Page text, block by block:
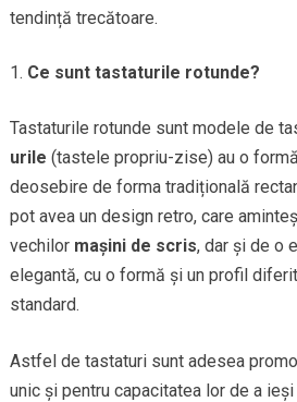
tendință trecătoare.
Ce sunt tastaturile rotunde?
Tastaturile rotunde sunt modele de
urile (tastele propriu-zise) au o
deosebire de forma tradițională
pot avea un design retro, care
vechilor mașini de scris, dar și de o
elegantă, cu o formă și un profil
standard.
Astfel de tastaturi sunt adesea
unic și pentru capacitatea lor de a